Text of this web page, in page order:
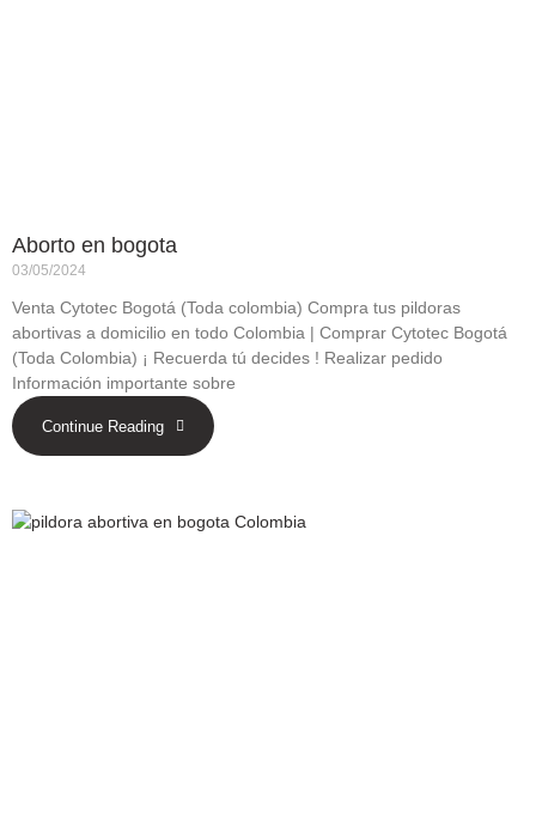
Aborto en bogota
03/05/2024
Venta Cytotec Bogotá (Toda colombia) Compra tus pildoras
abortivas a domicilio en todo Colombia | Comprar Cytotec Bogotá
(Toda Colombia) ¡ Recuerda tú decides ! Realizar pedido
Información importante sobre
Continue Reading